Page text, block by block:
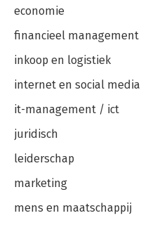
economie
financieel management
inkoop en logistiek
internet en social media
it-management / ict
juridisch
leiderschap
marketing
mens en maatschappij